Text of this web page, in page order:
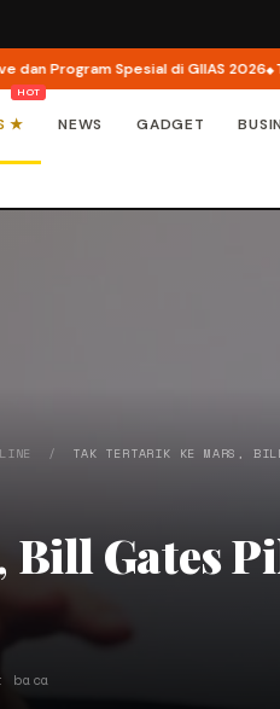
Program Spesial di GIIAS 2026
★ NEWS GADGET
/ TAK TERTARIK KE MARS,
Gates
baca